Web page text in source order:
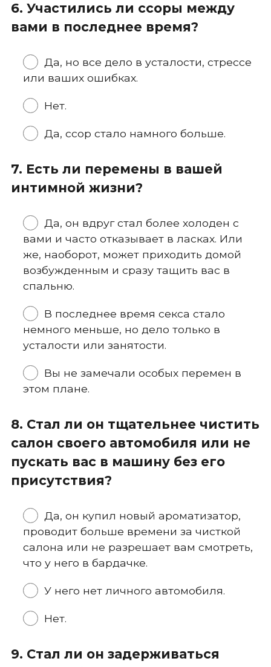
6. Участились ли ссоры между
вами в последнее время?
Да, но все дело в усталости, стрессе
или ваших ошибках.
Нет.
Да, ссор стало намного больше.
7. Есть ли перемены в вашей
интимной жизни?
Да, он вдруг стал более холоден с
вами и часто отказывает в ласках. Или
же, наоборот, может приходить домой
возбужденным и сразу тащить вас в
спальню.
В последнее время секса стало
немного меньше, но дело только в
усталости или занятости.
Вы не замечали особых перемен в
этом плане.
8. Стал ли он тщательнее чистить
салон своего автомобиля или не
пускать вас в машину без его
присутствия?
Да, он купил новый ароматизатор,
проводит больше времени за чисткой
салона или не разрешает вам смотреть,
что у него в бардачке.
У него нет личного автомобиля.
Нет.
9. Стал ли он задерживаться